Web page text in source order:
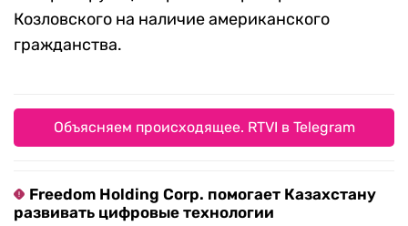
Козловского на наличие американского
гражданства.
Объясняем происходящее. RTVI в Telegram
Freedom Holding Corp. помогает Казахстану
развивать цифровые технологии